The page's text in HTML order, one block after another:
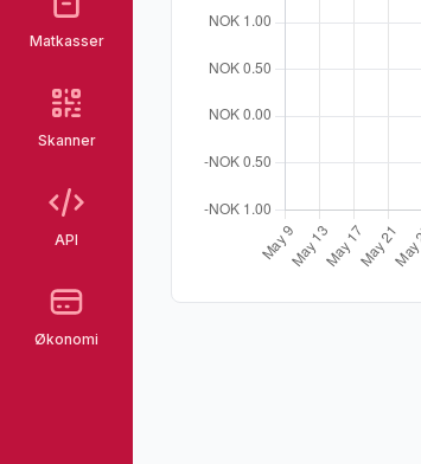
Matkasser
Skanner
API
Økonomi